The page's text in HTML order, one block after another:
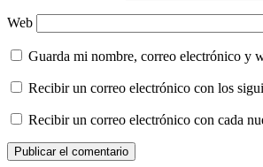
Web
Guarda mi nombre, correo electrónico y
Recibir un correo electrónico con los
Recibir un correo electrónico con cada